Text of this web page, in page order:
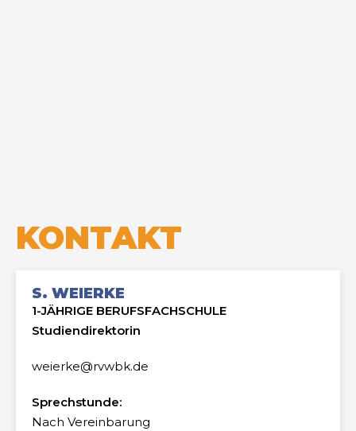
KONTAKT
S. WEIERKE
1-JÄHRIGE BERUFSFACHSCHULE
Studiendirektorin
weierke@rvwbk.de
Sprechstunde:
Nach Vereinbarung